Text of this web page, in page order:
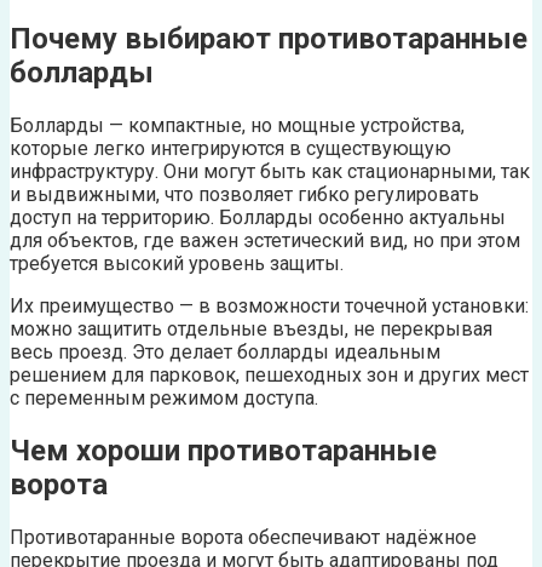
Почему выбирают противотаранные
болларды
Болларды — компактные, но мощные устройства,
которые легко интегрируются в существующую
инфраструктуру. Они могут быть как стационарными, так
и выдвижными, что позволяет гибко регулировать
доступ на территорию. Болларды особенно актуальны
для объектов, где важен эстетический вид, но при этом
требуется высокий уровень защиты.
Их преимущество — в возможности точечной установки:
можно защитить отдельные въезды, не перекрывая
весь проезд. Это делает болларды идеальным
решением для парковок, пешеходных зон и других мест
с переменным режимом доступа.
Чем хороши противотаранные
ворота
Противотаранные ворота обеспечивают надёжное
перекрытие проезда и могут быть адаптированы под